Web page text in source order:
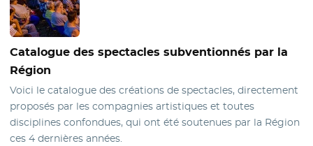
Catalogue des spectacles subventionnés par la
Région
Voici le catalogue des créations de spectacles, directement
proposés par les compagnies artistiques et toutes
disciplines confondues, qui ont été soutenues par la Région
ces 4 dernières années.